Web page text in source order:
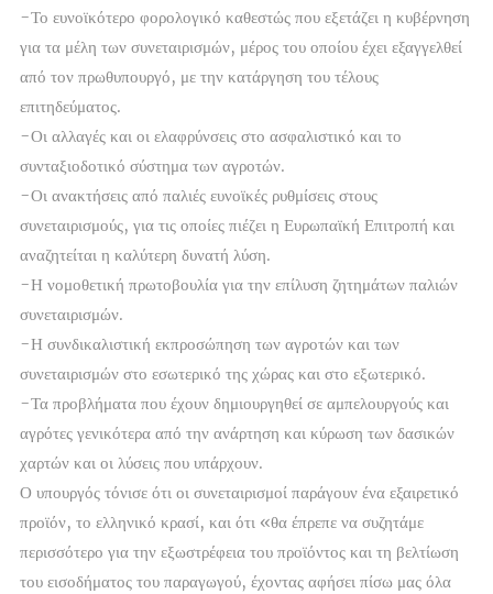
-Το ευνοϊκότερο φορολογικό καθεστώς που εξετάζει η κυβέρνηση
για τα μέλη των συνεταιρισμών, μέρος του οποίου έχει εξαγγελθεί
από τον πρωθυπουργό, με την κατάργηση του τέλους
επιτηδεύματος.
-Οι αλλαγές και οι ελαφρύνσεις στο ασφαλιστικό και το
συνταξιοδοτικό σύστημα των αγροτών.
-Οι ανακτήσεις από παλιές ευνοϊκές ρυθμίσεις στους
συνεταιρισμούς, για τις οποίες πιέζει η Ευρωπαϊκή Επιτροπή και
αναζητείται η καλύτερη δυνατή λύση.
-Η νομοθετική πρωτοβουλία για την επίλυση ζητημάτων παλιών
συνεταιρισμών.
-Η συνδικαλιστική εκπροσώπηση των αγροτών και των
συνεταιρισμών στο εσωτερικό της χώρας και στο εξωτερικό.
-Τα προβλήματα που έχουν δημιουργηθεί σε αμπελουργούς και
αγρότες γενικότερα από την ανάρτηση και κύρωση των δασικών
χαρτών και οι λύσεις που υπάρχουν.
Ο υπουργός τόνισε ότι οι συνεταιρισμοί παράγουν ένα εξαιρετικό
προϊόν, το ελληνικό κρασί, και ότι «θα έπρεπε να συζητάμε
περισσότερο για την εξωστρέφεια του προϊόντος και τη βελτίωση
του εισοδήματος του παραγωγού, έχοντας αφήσει πίσω μας όλα